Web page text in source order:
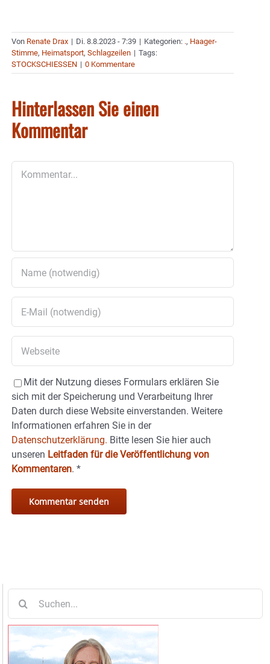
Von Renate Drax | Di. 8.8.2023 - 7:39 | Kategorien: ., Haager-
Stimme, Heimatsport, Schlagzeilen | Tags:
STOCKSCHIESSEN | 0 Kommentare
Hinterlassen Sie einen
Kommentar
Mit der Nutzung dieses Formulars erklären Sie
sich mit der Speicherung und Verarbeitung Ihrer
Daten durch diese Website einverstanden. Weitere
Informationen erfahren Sie in der
Datenschutzerklärung. Bitte lesen Sie hier auch
unseren Leitfaden für die Veröffentlichung von
Kommentaren. *
nach: